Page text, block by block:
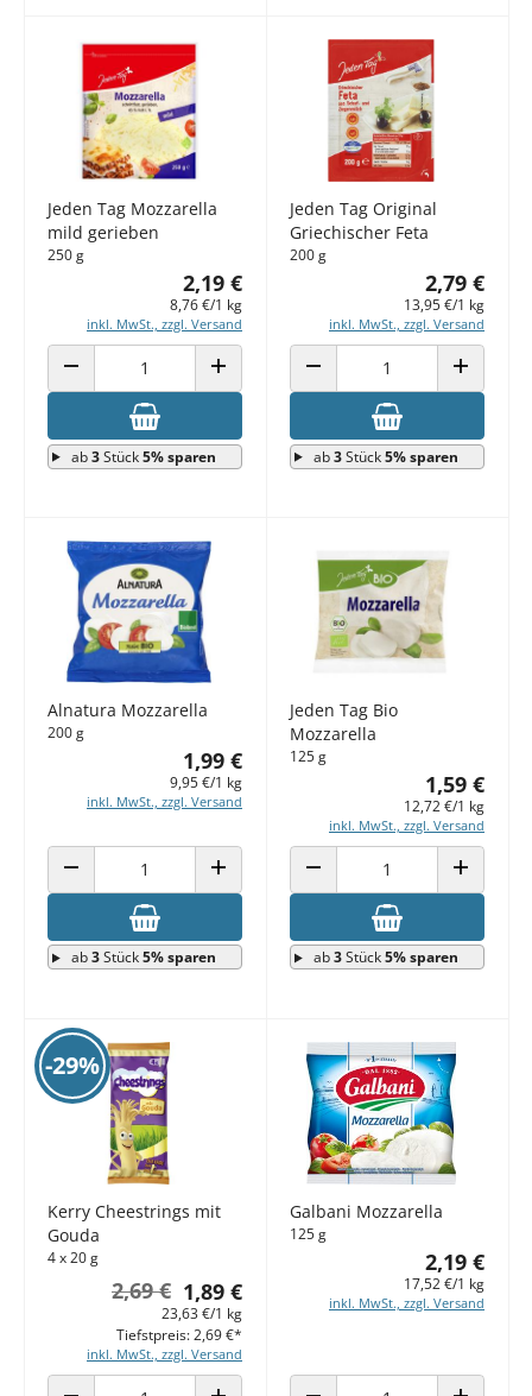
Jeden Tag Mozzarella
mild gerieben
250 g
2,19 €
8,76 €/1 kg
inkl. MwSt., zzgl. Versand
ANZAHL VERRINGERN ANZAHL ERHÖHEN
ab3Stück5% sparen
Jeden Tag Original
Griechischer Feta
200 g
2,79 €
13,95 €/1 kg
inkl. MwSt., zzgl. Versand
ANZAHL VERRINGERN ANZAHL
ab3Stück5% sparen
Alnatura Mozzarella
200 g
1,99 €
9,95 €/1 kg
inkl. MwSt., zzgl. Versand
ANZAHL VERRINGERN ANZAHL ERHÖHEN
ab3Stück5% sparen
Jeden Tag Bio
Mozzarella
125 g
1,59 €
12,72 €/1 kg
inkl. MwSt., zzgl. Versand
ANZAHL VERRINGERN ANZAHL
ab3Stück5% sparen
-29%
Kerry Cheestrings mit
Gouda
4 x 20 g
1,89 €
2,69 €
23,63 €/1 kg
inkl. MwSt., zzgl. Versand
Tiefstpreis: 2,69 €*
Galbani Mozzarella
125 g
2,19 €
17,52 €/1 kg
inkl. MwSt., zzgl. Versand